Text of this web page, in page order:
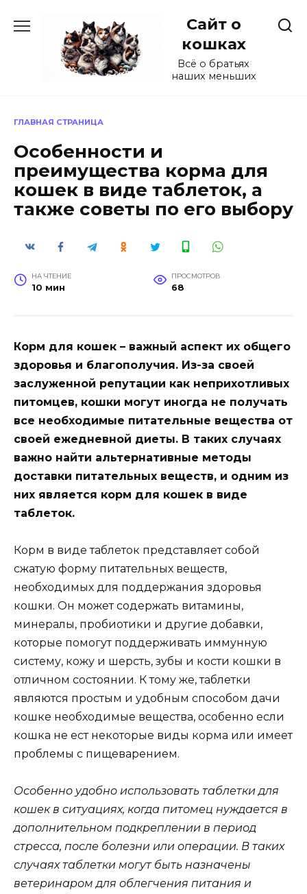
содержанию
Сайт о
кошках
Всё о братьях
наших меньших
ГЛАВНАЯ СТРАНИЦА
Особенности и
преимущества корма для
кошек в виде таблеток, а
также советы по его выбору
НА ЧТЕНИЕ
10 мин
ПРОСМОТРОВ
68
Корм для кошек – важный аспект их общего
здоровья и благополучия. Из-за своей
заслуженной репутации как неприхотливых
питомцев, кошки могут иногда не получать
все необходимые питательные вещества от
своей ежедневной диеты. В таких случаях
важно найти альтернативные методы
доставки питательных веществ, и одним из
них является корм для кошек в виде
таблеток.
Корм в виде таблеток представляет собой
сжатую форму питательных веществ,
необходимых для поддержания здоровья
кошки. Он может содержать витамины,
минералы, пробиотики и другие добавки,
которые помогут поддерживать иммунную
систему, кожу и шерсть, зубы и кости кошки в
отличном состоянии. К тому же, таблетки
являются простым и удобным способом дачи
кошке необходимые вещества, особенно если
кошка не ест некоторые виды корма или имеет
проблемы с пищеварением.
Особенно удобно использовать таблетки для
кошек в ситуациях, когда питомец нуждается в
дополнительном подкреплении в период
стресса, после болезни или операции. В таких
случаях таблетки могут быть назначены
ветеринаром для облегчения питания и